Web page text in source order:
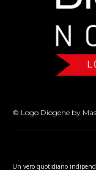
© Logo Diogene by
Un vero quotidiano